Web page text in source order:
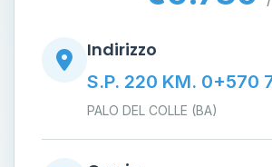
Indirizzo
S.P. 220 KM. 0+570
PALO DEL COLLE (BA)